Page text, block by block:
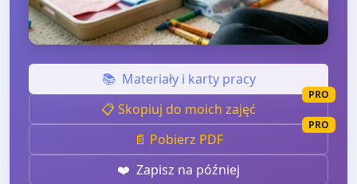
📚 Materiały i karty pracy
📋 Skopiuj do moich zajęć
PRO
📄 Pobierz PDF
PRO
❤️ Zapisz na później